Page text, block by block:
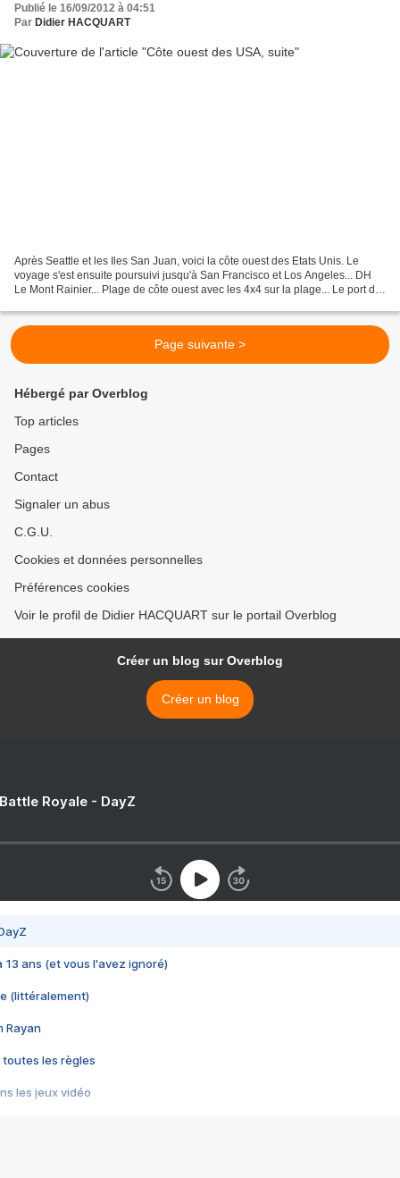
Publié le 16/09/2012 à 04:51
Par Didier HACQUART
Après Seattle et les Iles San Juan, voici la côte ouest des Etats Unis. Le
voyage s'est ensuite poursuivi jusqu'à San Francisco et Los Angeles... DH
Le Mont Rainier... Plage de côte ouest avec les 4x4 sur la plage... Le port de
Page suivante >
Hébergé par Overblog
Top articles
Pages
Contact
Signaler un abus
C.G.U.
Cookies et données personnelles
Préférences cookies
Voir le profil de Didier HACQUART sur le portail Overblog
Créer un blog sur Overblog
Créer un blog
Royale - DayZ
13 ans (et vous l'avez ignoré)
(littéralement)
Rayan
toutes les règles
les jeux vidéo